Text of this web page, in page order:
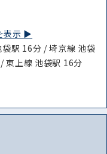
表示 ▶︎
駅 16分 / 埼京線 池袋
東上線 池袋駅 16分